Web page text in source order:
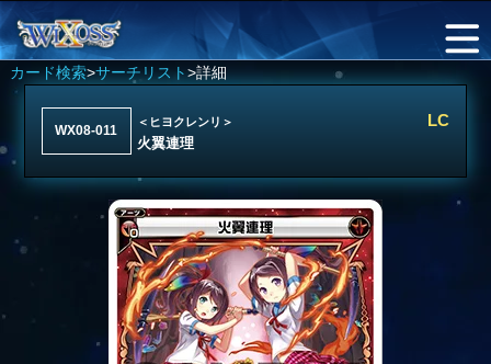
カード検索>サーチリスト>詳細
WX08-011
＜ヒヨクレンリ＞
火翼連理
LC